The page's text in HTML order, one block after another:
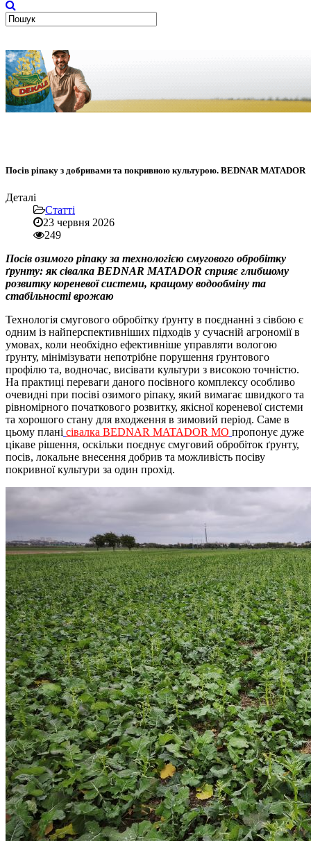
Посів ріпаку з добривами та покривною культурою. BEDNAR MATADOR
Деталі
Статті
23 червня 2026
249
Посів озимого ріпаку за технологією смугового обробітку
ґрунту: як сівалка BEDNAR MATADOR сприяє глибшому
розвитку кореневої системи, кращому водообміну та
стабільності врожаю
Технологія смугового обробітку ґрунту в поєднанні з сівбою є
одним із найперспективніших підходів у сучасній агрономії в
умовах, коли необхідно ефективніше управляти вологою
ґрунту, мінімізувати непотрібне порушення ґрунтового
профілю та, водночас, висівати культури з високою точністю.
На практиці переваги даного посівного комплексу особливо
очевидні при посіві озимого ріпаку, який вимагає швидкого та
рівномірного початкового розвитку, якісної кореневої системи
та хорошого стану для входження в зимовий період. Саме в
цьому плані сівалка BEDNAR MATADOR MO пропонує дуже
цікаве рішення, оскільки поєднує смуговий обробіток ґрунту,
посів, локальне внесення добрив та можливість посіву
покривної культури за один прохід.